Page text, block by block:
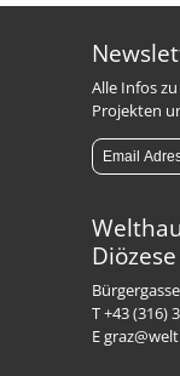
Alle Infos
Projekten
T +43 (316)
E